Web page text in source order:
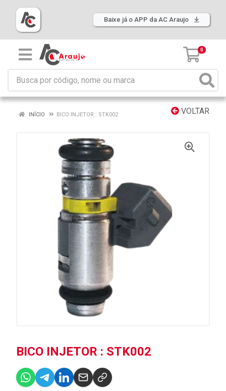
Baixe já o APP da AC Araujo
0
VOLTAR
INÍCIO BICO INJETOR : STK002
BICO INJETOR : STK002